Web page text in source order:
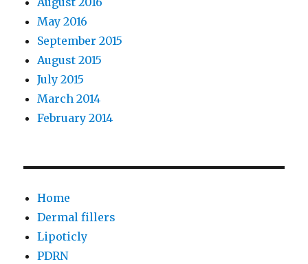
May 2016
September 2015
August 2015
July 2015
March 2014
February 2014
Home
Dermal fillers
Lipoticly
PDRN